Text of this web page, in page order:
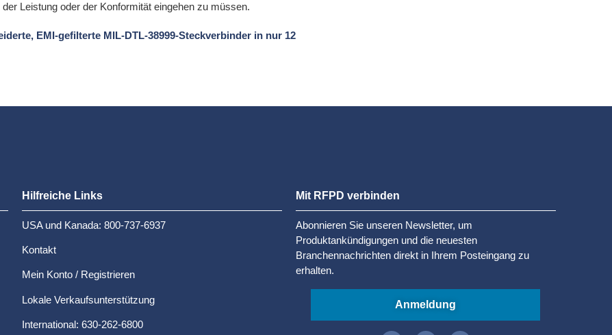
Leistung oder der Konformität eingehen zu müssen.
EMI-gefilterte MIL-DTL-38999-Steckverbinder in nur 12
Hilfreiche Links
USA und Kanada: 800-737-6937
Kontakt
Mein Konto / Registrieren
Lokale Verkaufsunterstützung
International: 630-262-6800
Mit RFPD verbinden
Abonnieren Sie unseren Newsletter, um
Produktankündigungen und die neuesten
Branchennachrichten direkt in Ihrem Posteingang zu
erhalten.
Anmeldung